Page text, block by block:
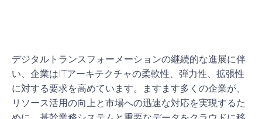
デジタルトランスフォーメーションの継続的な進展に伴
い、企業はITアーキテクチャの柔軟性、弾力性、拡張性
に対する要求を高めています。ますます多くの企業が、
リソース活用の向上と市場への迅速な対応を実現するた